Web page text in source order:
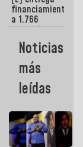
Nacional
financiamientos
a 1.766
comerciantes
emprendedores
afectados
por
terremotos
Noticias
más
leídas